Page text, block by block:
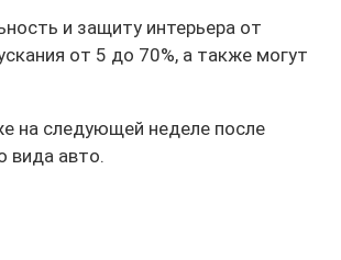
и защиту интерьера от
от 5 до 70%, а также могут
на следующей неделе после
вида авто.